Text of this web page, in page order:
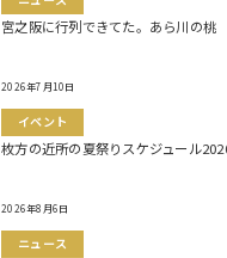
宮之阪に行列できてた。あら川の桃
2026年7月10日
イベント
枚方の近所の夏祭りスケジュール
2026年8月6日
ニュース